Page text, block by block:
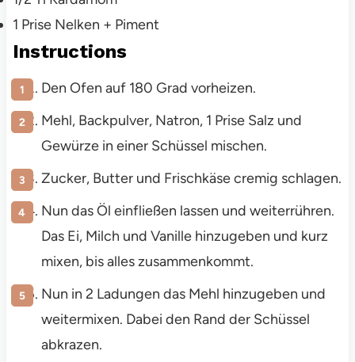
1 Prise Nelken + Piment
Instructions
Den Ofen auf 180 Grad vorheizen.
Mehl, Backpulver, Natron, 1 Prise Salz und
Gewürze in einer Schüssel mischen.
Zucker, Butter und Frischkäse cremig schlagen.
Nun das Öl einfließen lassen und weiterrühren.
Das Ei, Milch und Vanille hinzugeben und kurz
mixen, bis alles zusammenkommt.
Nun in 2 Ladungen das Mehl hinzugeben und
weitermixen. Dabei den Rand der Schüssel
abkrazen.